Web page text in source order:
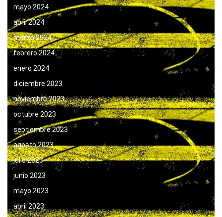
mayo 2024
abril 2024
marzo 2024
febrero 2024
enero 2024
diciembre 2023
noviembre 2023
octubre 2023
septiembre 2023
agosto 2023
julio 2023
junio 2023
mayo 2023
abril 2023